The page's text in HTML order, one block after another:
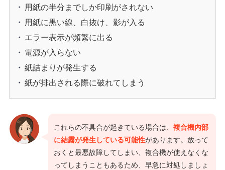
用紙の半分までしか印刷がされない
用紙に黒い線、白抜け、影が入る
エラー表示が頻繁に出る
電源が入らない
紙詰まりが発生する
紙が排出される際に破れてしまう
これらの不具合が起きている場合は、 複合機内部
に結露が発生している可能性があります。放って
おくと最悪故障してしまい、複合機が使えなくな
ってしまうこともあるため、早急に対処しましょ